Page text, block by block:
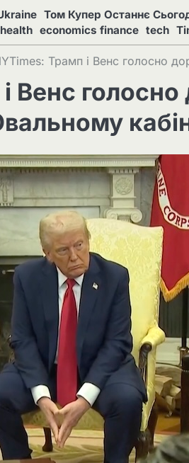
Том Купер Останнє
health economics finance tech
Трамп і Венс голосно
Венс голосно